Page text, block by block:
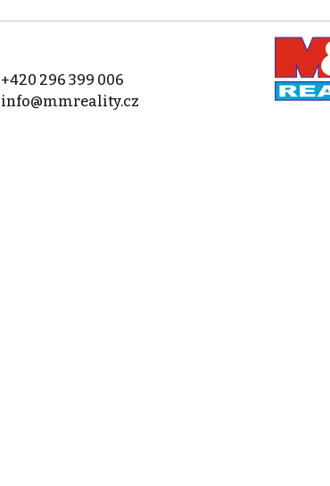
+420 296 399 006
info@mmreality.cz